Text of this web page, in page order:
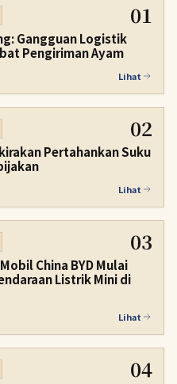
01
Gangguan Logistik
Pengiriman Ayam
Lihat
02
Pertahankan Suku
Lihat
03
China BYD Mulai
Listrik Mini di
Lihat
04